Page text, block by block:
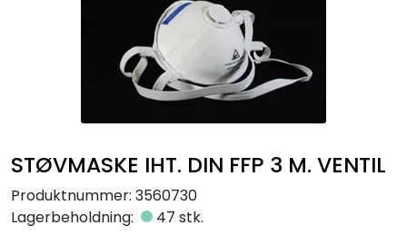
STØVMASKE IHT. DIN FFP 3 M. VENTIL
Produktnummer: 3560730
Lagerbeholdning:
47 stk.
Gipsformer